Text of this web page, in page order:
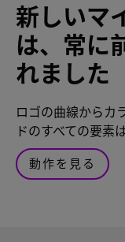
新しいマ
は、常に
れました
ロゴの曲線からカ
ドのすべての要素
動作を見る